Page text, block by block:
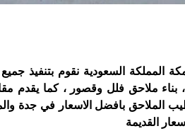
السعودية نقوم بتنفيذ
ملاحق فلل وقصور ، كما يقدم
الملاحق بافضل الاسعار في جدة
القديمة